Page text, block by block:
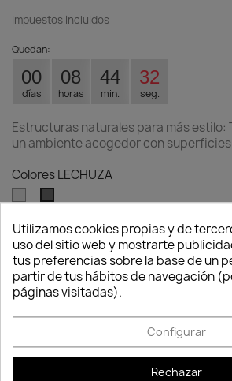
Impuestos incluidos
Quedan:
00
días
08
horas
44
min.
32
seg.
Estructuras naturales para más estilo:
un ambiente acogedor con
Colores LECHUZA
Tamaños lechuza
AÑADIR AL
Utilizamos cookies propias y de
uso del sitio web y mostrarte
tus preferencias sobre la base de un
partir de tus hábitos de navegación
páginas visitadas).
Configurar
Rechazar